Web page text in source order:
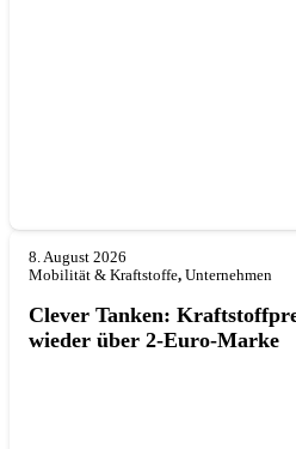
8. August 2026
Mobilität & Kraftstoffe, Unternehmen
Clever Tanken:
wieder über 2-Euro-Marke